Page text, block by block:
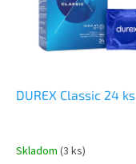
DUREX Classic 24 ks
Skladom (3 ks)